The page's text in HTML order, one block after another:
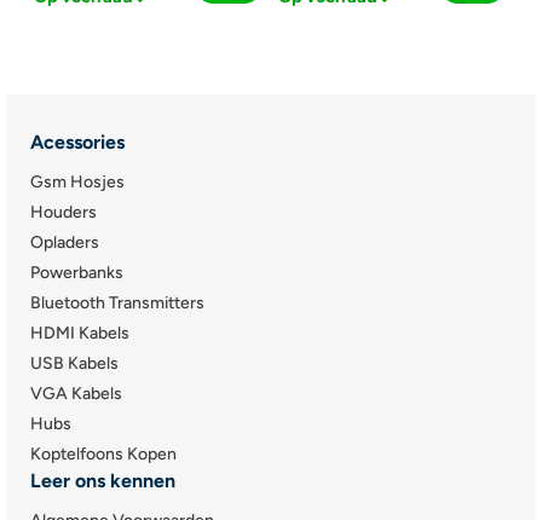
Acessories
Gsm Hosjes
Houders
Opladers
Powerbanks
Bluetooth Transmitters
HDMI Kabels
USB Kabels
VGA Kabels
Hubs
Koptelfoons Kopen
Leer ons kennen